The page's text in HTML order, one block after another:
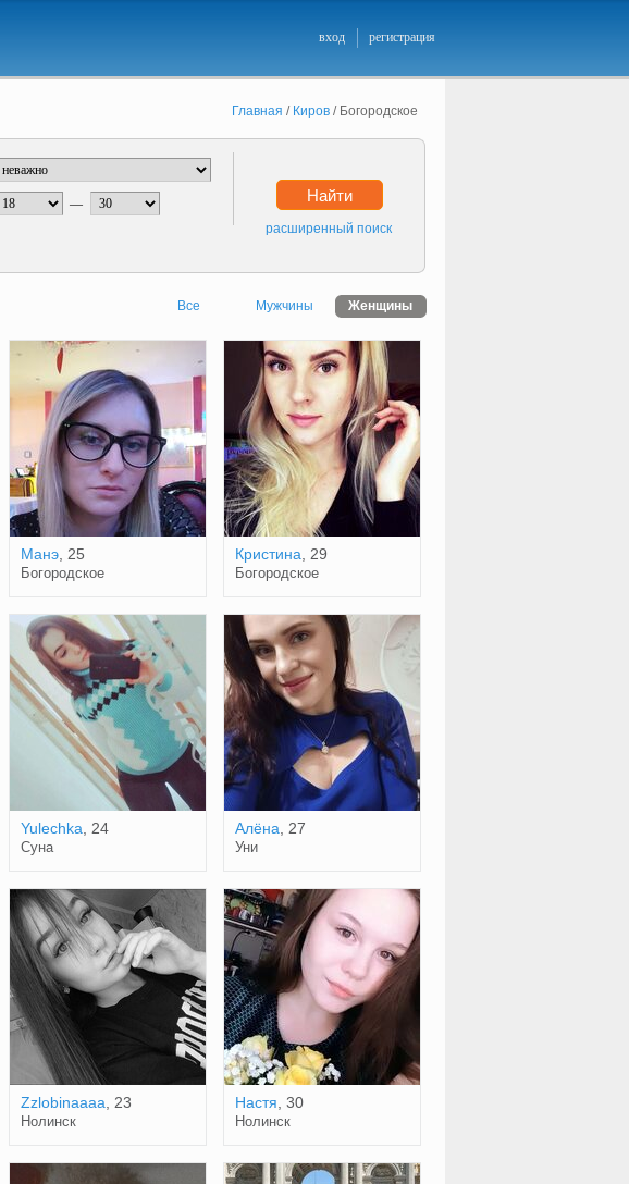
вход регистрация
Главная / Киров/ Богородское
— Найти
расширенный поиск
Все Мужчины Женщины
Манэ, 25
Богородское
Кристина , 29
Богородское
Yulechka , 24
Суна
Алёна , 27
Уни
Zzlobinaaaa , 23
Нолинск
Настя , 30
Нолинск